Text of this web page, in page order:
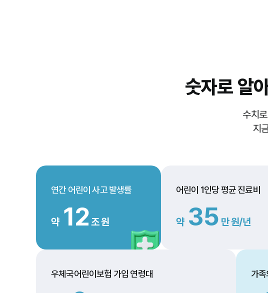
숫자로 알
수치
지
연간 어린이 사고 발생률
약 12조 원
어린이 1인당 평균 진료비
약 35 만 원/년
우체국어린이보험 가입 연령대 가